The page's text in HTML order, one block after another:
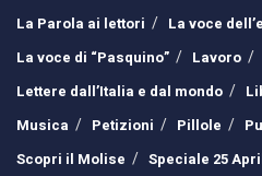
La Parola ai lettori
La voce
La voce di “Pasquino”
Lavoro
Lettere dall’Italia e dal mondo
Musica
Petizioni Pillole
Scopri il Molise
Speciale 25